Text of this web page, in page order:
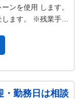
ンを使用 します。
ます。 ※残業手当
・勤務日は相談